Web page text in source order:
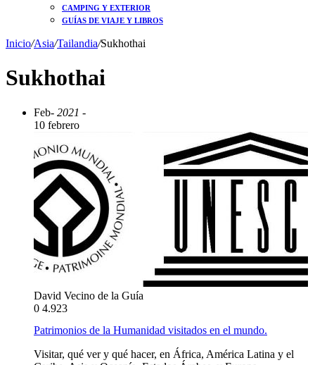
CAMPING Y EXTERIOR
GUÍAS DE VIAJE Y LIBROS
Inicio/Asia/Tailandia/Sukhothai
Sukhothai
Feb- 2021 -
10 febrero
David Vecino de la Guía
0 4.923
Patrimonios de la Humanidad visitados en el mundo.
Visitar, qué ver y qué hacer, en África, América Latina y el